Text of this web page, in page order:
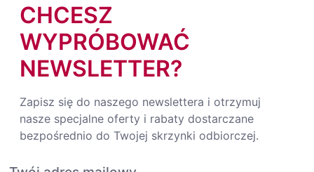
CHCESZ
WYPRÓBOWAĆ
NEWSLETTER?
Zapisz się do naszego newslettera i otrzymuj
nasze specjalne oferty i rabaty dostarczane
bezpośrednio do Twojej skrzynki odbiorczej.